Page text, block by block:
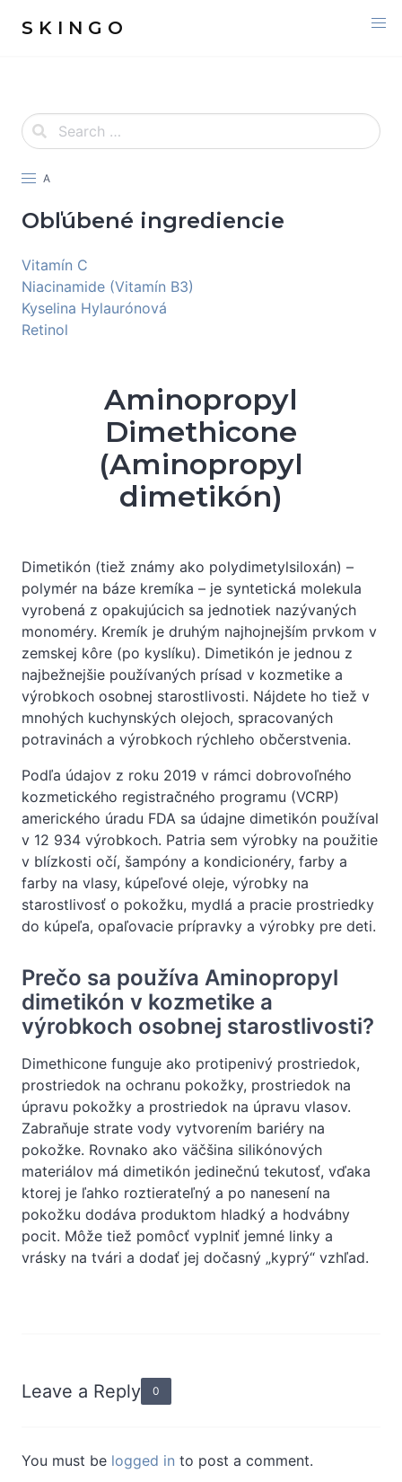
S K I N G O
A
Obľúbené ingrediencie
Vitamín C
Niacinamide (Vitamín B3)
Kyselina Hylaurónová
Retinol
Aminopropyl
Dimethicone
(Aminopropyl
dimetikón)
Dimetikón (tiež známy ako polydimetylsiloxán) –
polymér na báze kremíka – je syntetická molekula
vyrobená z opakujúcich sa jednotiek nazývaných
monoméry. Kremík je druhým najhojnejším prvkom v
zemskej kôre (po kyslíku). Dimetikón je jednou z
najbežnejšie používaných prísad v kozmetike a
výrobkoch osobnej starostlivosti. Nájdete ho tiež v
mnohých kuchynských olejoch, spracovaných
potravinách a výrobkoch rýchleho občerstvenia.
Podľa údajov z roku 2019 v rámci dobrovoľného
kozmetického registračného programu (VCRP)
amerického úradu FDA sa údajne dimetikón používal
v 12 934 výrobkoch. Patria sem výrobky na použitie
v blízkosti očí, šampóny a kondicionéry, farby a
farby na vlasy, kúpeľové oleje, výrobky na
starostlivosť o pokožku, mydlá a pracie prostriedky
do kúpeľa, opaľovacie prípravky a výrobky pre deti.
Prečo sa používa Aminopropyl
dimetikón v kozmetike a
výrobkoch osobnej starostlivosti?
Dimethicone funguje ako protipenivý prostriedok,
prostriedok na ochranu pokožky, prostriedok na
úpravu pokožky a prostriedok na úpravu vlasov.
Zabraňuje strate vody vytvorením bariéry na
pokožke. Rovnako ako väčšina silikónových
materiálov má dimetikón jedinečnú tekutosť, vďaka
ktorej je ľahko roztierateľný a po nanesení na
pokožku dodáva produktom hladký a hodvábny
pocit. Môže tiež pomôcť vyplniť jemné linky a
vrásky na tvári a dodať jej dočasný „kyprý“ vzhľad.
Leave a Reply 0
You must be logged in to post a comment.